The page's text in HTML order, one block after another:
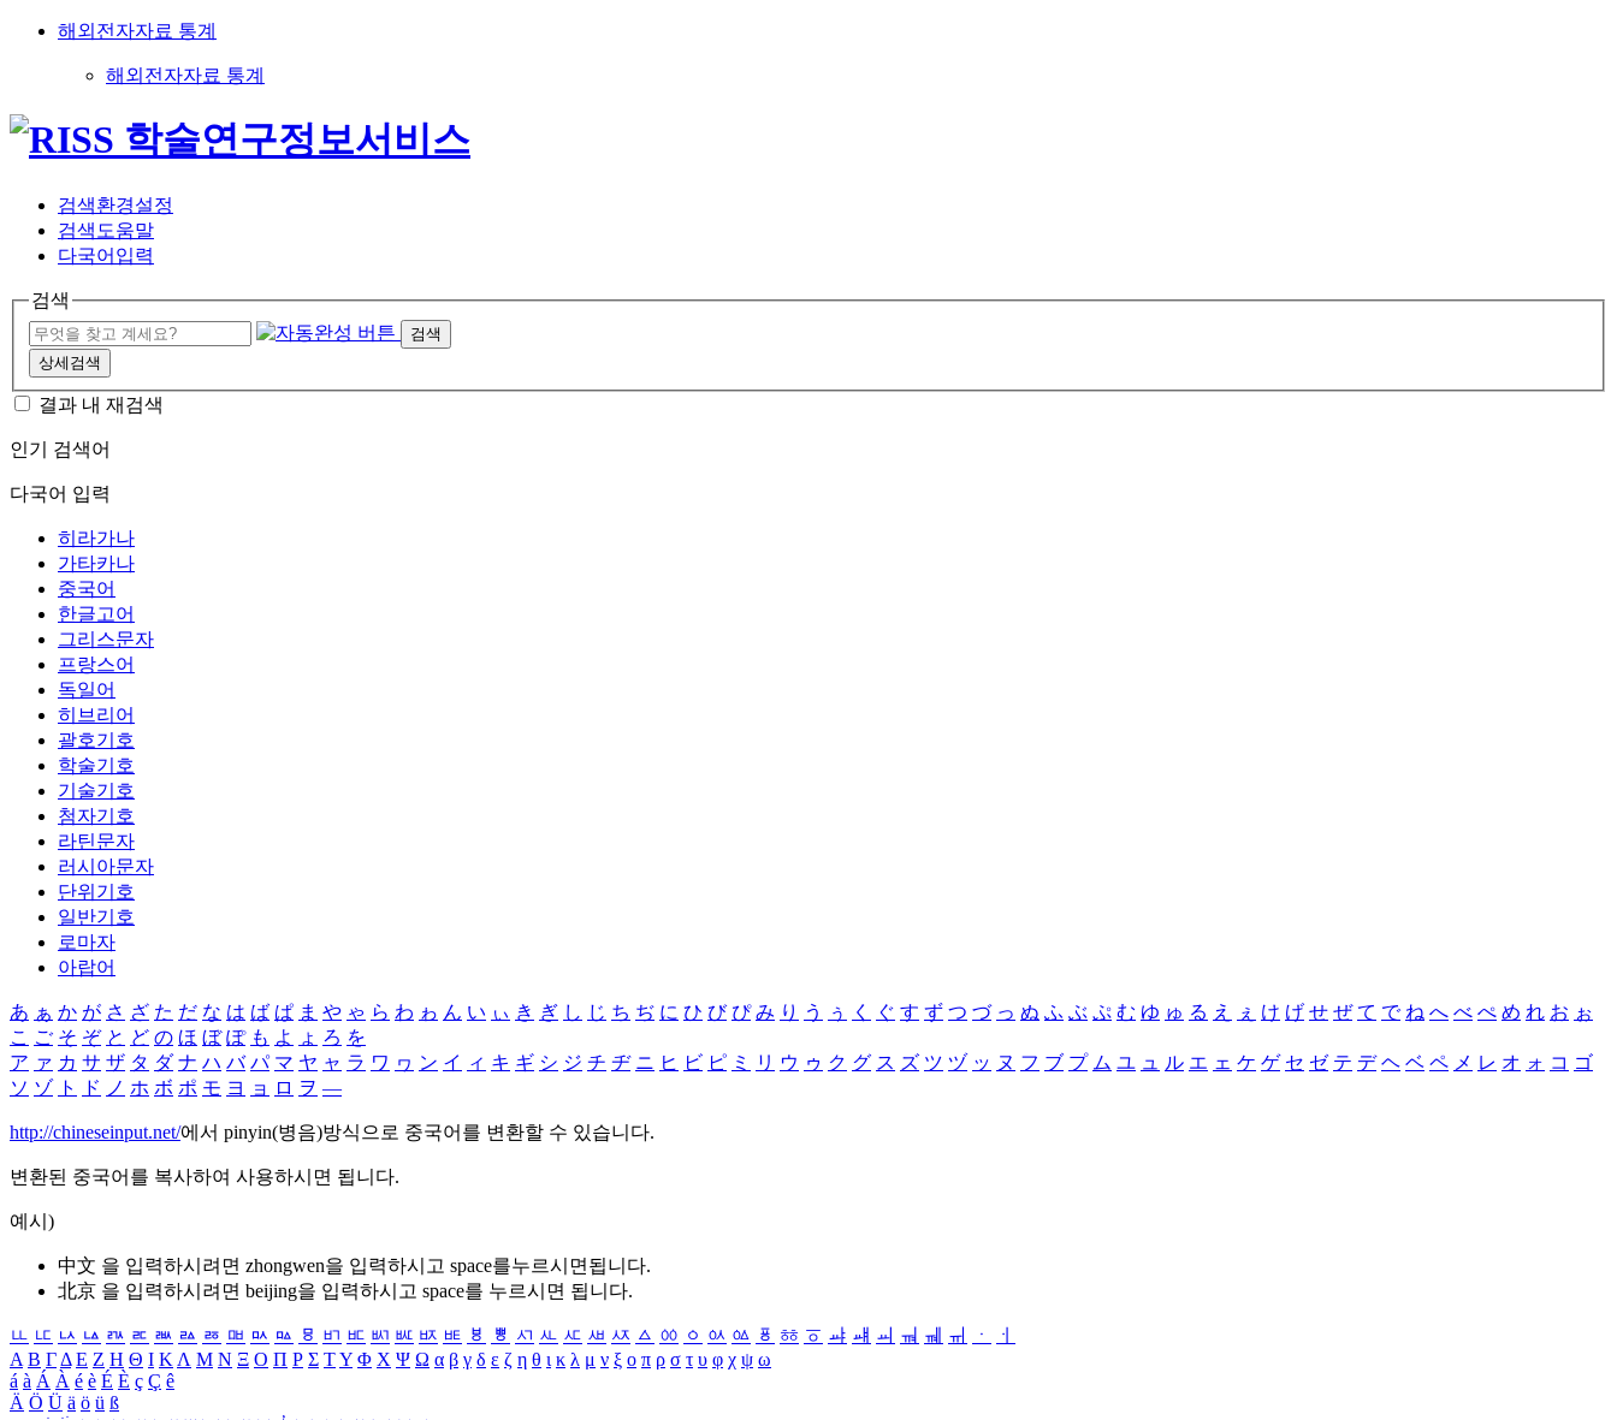
해외전자자료 통계
해외전자자료 통계
검색환경설정
검색도움말
다국어입력
검색
검색
상세검색
결과 내 재검색
인기 검색어
다국어 입력
히라가나
가타카나
중국어
한글고어
그리스문자
프랑스어
독일어
히브리어
괄호기호
학술기호
기술기호
첨자기호
라틴문자
러시아문자
단위기호
일반기호
로마자
아랍어
あ ぁ か が さ ざ た だ な は ば ぱ ま や ゃ ら わ ゎ ん い ぃ き ぎ し じ ち ぢ に ひ び ぴ み り う ぅ く ぐ す ず つ づ っ ぬ ふ ぶ ぷ む ゆ ゅ る え ぇ け げ せ ぜ て で ね へ べ ぺ め れ お ぉ
こ ご そ ぞ と ど の ほ ぼ ぽ も よ ょ ろ を
ア ァ カ サ ザ タ ダ ナ ハ バ パ マ ヤ ャ ラ ワ ヮ ン イ ィ キ ギ シ ジ チ ヂ ニ ヒ ビ ピ ミ リ ウ ゥ ク グ ス ズ ツ ヅ ッ ヌ フ ブ プ ム ユ ュ ル エ ェ ケ ゲ セ ゼ テ デ ヘ ベ ペ メ レ オ ォ コ ゴ
ソ ゾ ト ド ノ ホ ボ ポ モ ヨ ョ ロ ヲ ―
http://chineseinput.net/에서 pinyin(병음)방식으로 중국어를 변환할 수 있습니다.
변환된 중국어를 복사하여 사용하시면 됩니다.
예시)
中文 을 입력하시려면 zhongwen을 입력하시고 space를누르시면됩니다.
北京 을 입력하시려면 beijing을 입력하시고 space를 누르시면 됩니다.
ㅥ ㅦ ㅧ ㅨ ㅩ ㅪ ㅫ ㅬ ㅭ ㅮ ㅯ ㅰ ㅱ ㅲ ㅳ ㅴ ㅵ ㅶ ㅷ ㅸ ㅹ ㅺ ㅻ ㅼ ㅽ ㅾ ㅿ ㆀ ㆁ ㆂ ㆃ ㆄ ㆅ ㆆ ㆇ ㆈ ㆉ ㆊ ㆋ ㆌ ㆍ
ㆎ
Α Β ΓΔ Ε Ζ Η Θ Ι ΚΛ Μ Ν Ξ Ο Π Ρ Σ ΤΥ Φ Χ Ψ Ω α β γ δ ε ζ η θ ι κ λ μ ν ξ ο π ρ σ τ υ φ χ ψ ω
á à Á À é è É È ç Ç ê
Ä Ö Ü ä ö ü ß